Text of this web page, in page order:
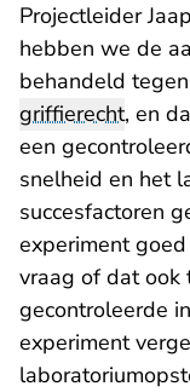
Projectleider
hebben we de
behandeld
griffierecht, en
een
snelheid en het
succesfactoren
experiment
vraag of dat ook
gecontroleerde
experiment